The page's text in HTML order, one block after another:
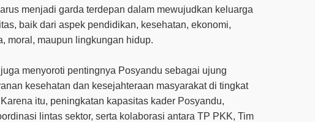
menjadi garda terdepan dalam mewujudkan keluarga
baik dari aspek pendidikan, kesehatan, ekonomi,
moral, maupun lingkungan hidup.
menyoroti pentingnya Posyandu sebagai ujung
kesehatan dan kesejahteraan masyarakat di tingkat
itu, peningkatan kapasitas kader Posyandu,
lintas sektor, serta kolaborasi antara TP PKK, Tim